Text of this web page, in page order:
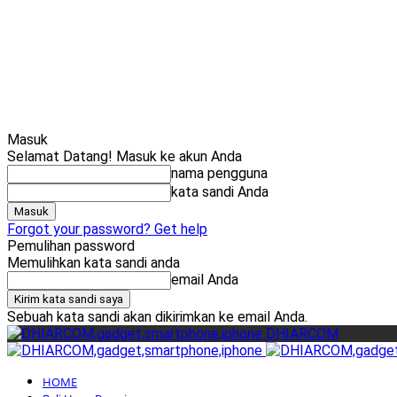
Masuk
Selamat Datang! Masuk ke akun Anda
nama pengguna
kata sandi Anda
Forgot your password? Get help
Pemulihan password
Memulihkan kata sandi anda
email Anda
Sebuah kata sandi akan dikirimkan ke email Anda.
DHIARCOM
HOME